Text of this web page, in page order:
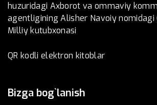
huzuridagi Axborot va ommaviy
agentligining Alisher Navoiy nomidagi
Milliy kutubxonasi
QR kodli elektron kitoblar
Bizga bog`lanish